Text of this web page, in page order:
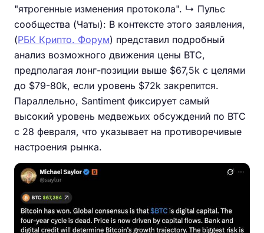
"ятрогенные изменения протокола". ↳ Пульс
сообщества (Чаты): В контексте этого заявления,
(РБК Крипто. Форум) представил подробный
анализ возможного движения цены BTC,
предполагая лонг-позиции выше $67,5k с целями
до $79-80k, если уровень $72k закрепится.
Параллельно, Santiment фиксирует самый
высокий уровень медвежьих обсуждений по BTC
с 28 февраля, что указывает на противоречивые
настроения рынка.